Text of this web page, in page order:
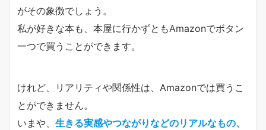
がその象徴でしょう。
私が好きな本も、本屋に行かずともAmazonでボタン
一つで買うことができます。
けれど、リアリティや関係性は、Amazonでは買うこ
とができません。
いまや、 生きる実感やつながりなどのリアルなもの、